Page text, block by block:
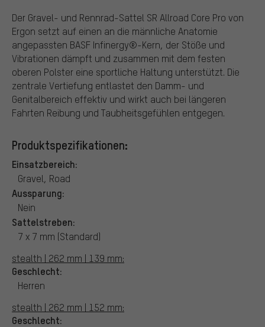
Der Gravel- und Rennrad-Sattel SR Allroad Core Pro von
Ergon setzt auf einen an die männliche Anatomie
angepassten BASF Infinergy®-Kern, der Stöße und
Vibrationen dämpft und zusammen mit dem festen
oberen Polster eine sportliche Haltung unterstützt. Die
zentrale Vertiefung entlastet den Damm- und
Genitalbereich effektiv und wirkt auch bei längeren
Fahrten Reibung und Taubheitsgefühlen entgegen.
Produktspezifikationen:
Einsatzbereich:
Gravel, Road
Aussparung:
Nein
Sattelstreben:
7 x 7 mm (Standard)
stealth | 262 mm | 139 mm:
Geschlecht:
Herren
stealth | 262 mm | 152 mm:
Geschlecht: